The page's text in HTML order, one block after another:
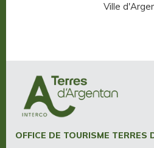
Ville
OFFICE DE TOURISME TERRES